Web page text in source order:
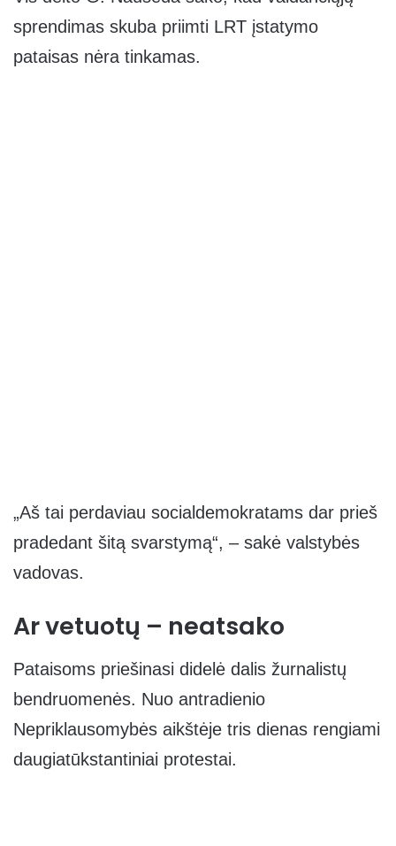
sprendimas skuba priimti LRT įstatymo
pataisas nėra tinkamas.
„Aš tai perdaviau socialdemokratams dar prieš
pradedant šitą svarstymą“, – sakė valstybės
vadovas.
Ar vetuotų – neatsako
Pataisoms priešinasi didelė dalis žurnalistų
bendruomenės. Nuo antradienio
Nepriklausomybės aikštėje tris dienas rengiami
daugiatūkstantiniai protestai.